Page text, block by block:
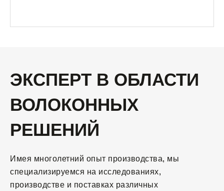
ЭКСПЕРТ В ОБЛАСТИ
ВОЛОКОННЫХ
РЕШЕНИЙ
Имея многолетний опыт производства, мы
специализируемся на исследованиях,
производстве и поставках различных